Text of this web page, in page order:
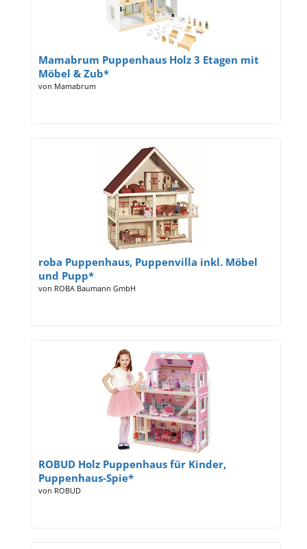
Mamabrum Puppenhaus Holz 3 Etagen mit
Möbel & Zub*
von Mamabrum
roba Puppenhaus, Puppenvilla inkl. Möbel
und Pupp*
von ROBA Baumann GmbH
ROBUD Holz Puppenhaus für Kinder,
Puppenhaus-Spie*
von ROBUD